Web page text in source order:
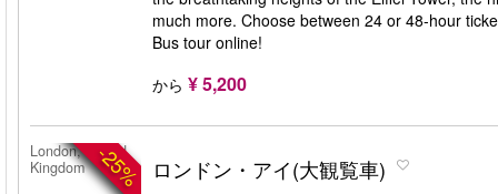
much more. Choose between 24 or 48-hour
Bus tour online!
から ¥ 5,200
-25%
London, United
Kingdom
ロンドン・アイ(大観覧車)